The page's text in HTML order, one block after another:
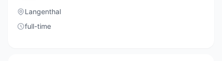
Langenthal
full-time